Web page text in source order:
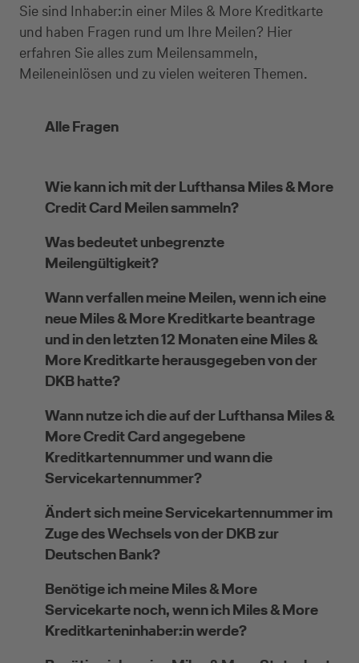
Sie sind Inhaber:in einer Miles & More Kreditkarte
und haben Fragen rund um Ihre Meilen? Hier
erfahren Sie alles zum Meilensammeln,
Meileneinlösen und zu vielen weiteren Themen.
Alle Fragen
Wie kann ich mit der Lufthansa Miles & More
Credit Card Meilen sammeln?
Was bedeutet unbegrenzte
Meilengültigkeit?
Wann verfallen meine Meilen, wenn ich eine
neue Miles & More Kreditkarte beantrage
und in den letzten 12 Monaten eine Miles &
More Kreditkarte herausgegeben von der
DKB hatte?
Wann nutze ich die auf der Lufthansa Miles &
More Credit Card angegebene
Kreditkartennummer und wann die
Servicekartennummer?
Ändert sich meine Servicekartennummer im
Zuge des Wechsels von der DKB zur
Deutschen Bank?
Benötige ich meine Miles & More
Servicekarte noch, wenn ich Miles & More
Kreditkarteninhaber:in werde?